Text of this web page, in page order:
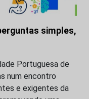
simples,
Portuguesa de
num encontro
e exigentes da